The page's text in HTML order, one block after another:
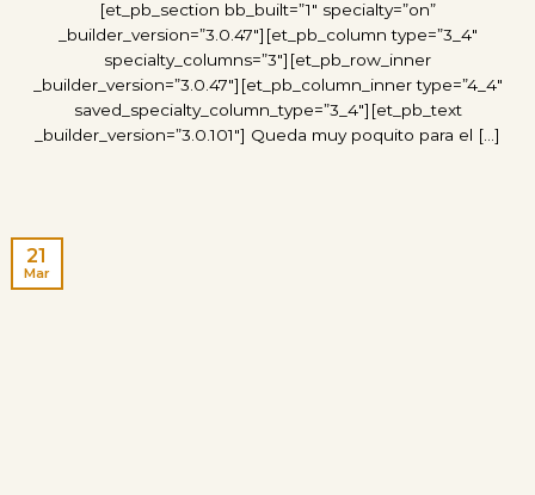
[et_pb_section bb_built=”1″ specialty=”on”
_builder_version=”3.0.47″][et_pb_column type=”3_4″
specialty_columns=”3″][et_pb_row_inner
_builder_version=”3.0.47″][et_pb_column_inner type=”4_4″
saved_specialty_column_type=”3_4″][et_pb_text
_builder_version=”3.0.101″] Queda muy poquito para el [...]
21
Mar